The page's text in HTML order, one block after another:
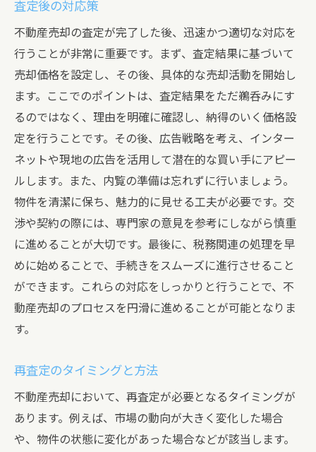
査定後の対応策
不動産売却の査定が完了した後、迅速かつ適切な対応を
行うことが非常に重要です。まず、査定結果に基づいて
売却価格を設定し、その後、具体的な売却活動を開始し
ます。ここでのポイントは、査定結果をただ鵜呑みにす
るのではなく、理由を明確に確認し、納得のいく価格設
定を行うことです。その後、広告戦略を考え、インター
ネットや現地の広告を活用して潜在的な買い手にアピー
ルします。また、内覧の準備は忘れずに行いましょう。
物件を清潔に保ち、魅力的に見せる工夫が必要です。交
渉や契約の際には、専門家の意見を参考にしながら慎重
に進めることが大切です。最後に、税務関連の処理を早
めに始めることで、手続きをスムーズに進行させること
ができます。これらの対応をしっかりと行うことで、不
動産売却のプロセスを円滑に進めることが可能となりま
す。
再査定のタイミングと方法
不動産売却において、再査定が必要となるタイミングが
あります。例えば、市場の動向が大きく変化した場合
や、物件の状態に変化があった場合などが該当します。